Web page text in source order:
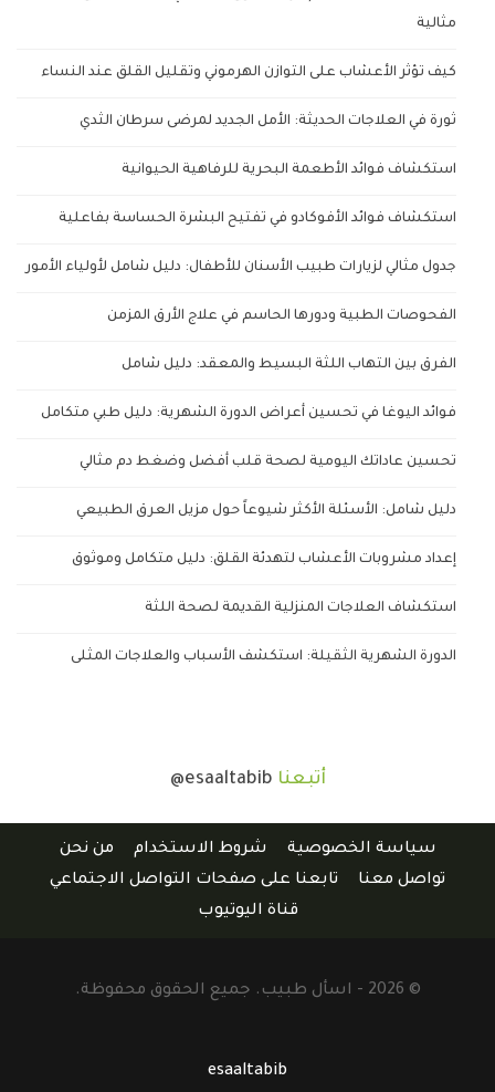
مثالية
كيف تؤثر الأعشاب على التوازن الهرموني وتقليل القلق عند النساء
ثورة في العلاجات الحديثة: الأمل الجديد لمرضى سرطان الثدي
استكشاف فوائد الأطعمة البحرية للرفاهية الحيوانية
استكشاف فوائد الأفوكادو في تفتيح البشرة الحساسة بفاعلية
جدول مثالي لزيارات طبيب الأسنان للأطفال: دليل شامل لأولياء الأمور
الفحوصات الطبية ودورها الحاسم في علاج الأرق المزمن
الفرق بين التهاب اللثة البسيط والمعقد: دليل شامل
فوائد اليوغا في تحسين أعراض الدورة الشهرية: دليل طبي متكامل
تحسين عاداتك اليومية لصحة قلب أفضل وضغط دم مثالي
دليل شامل: الأسئلة الأكثر شيوعاً حول مزيل العرق الطبيعي
إعداد مشروبات الأعشاب لتهدئة القلق: دليل متكامل وموثوق
استكشاف العلاجات المنزلية القديمة لصحة اللثة
الدورة الشهرية الثقيلة: استكشف الأسباب والعلاجات المثلى
أتبعنا @esaaltabib
سياسة الخصوصية شروط الاستخدام
من نحن
تواصل معنا
تابعنا على صفحات التواصل الاجتماعي
قناة اليوتيوب
© 2026 - اسأل طبيب. جميع الحقوق محفوظة.
esaaltabib